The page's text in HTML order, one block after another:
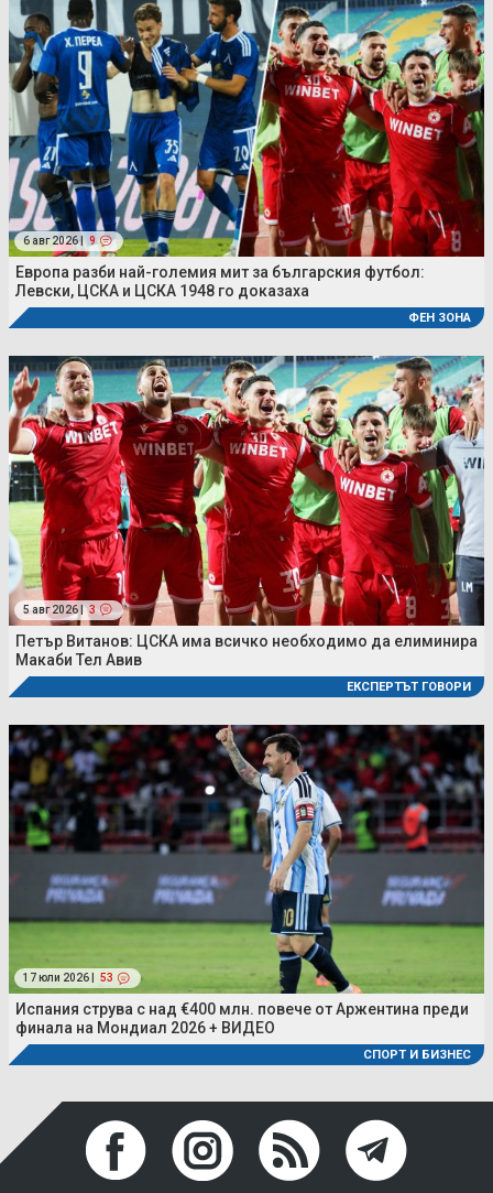
6 авг 2026 | 9
Европа разби най-големия мит за българския футбол:
Левски, ЦСКА и ЦСКА 1948 го доказаха
ФЕН ЗОНА
5 авг 2026 | 3
Петър Витанов: ЦСКА има всичко необходимо да елиминира
Макаби Тел Авив
ЕКСПЕРТЪТ ГОВОРИ
17 юли 2026 | 53
Испания струва с над €400 млн. повече от Аржентина преди
финала на Мондиал 2026 + ВИДЕО
СПОРТ И БИЗНЕС